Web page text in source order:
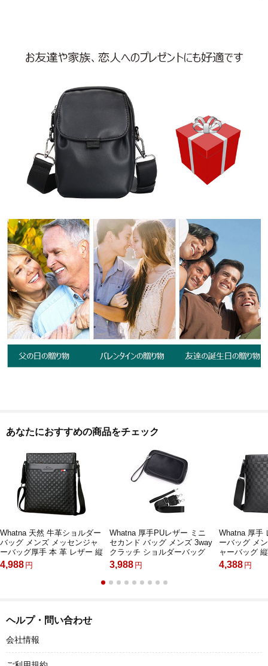
あなたにおすすめの商品をチェック
Whatna 天然 牛革ショルダー
バッグ メンズ メッセンジャ
ーバッグ厚手 本 革 レザー 縦
型 小さめビジネスバッグ
ipad 10.5収納可 革 通勤 通学
4,988 円
Whatna 厚手PUレザー ミニ
セカンド バッグ メンズ 3way
クラッチ ショルダーバッグ
肩掛けバッグ 小さい ショル
ダーベルト付 ハンドストラッ
プ付 本革 結婚式 バッグ ビジ
3,988 円
Whatna 厚手
ーバッグ メ
ャーバッグ
ネスバッグ
ンホルダー
4,388 円
ヘルプ・問い合わせ
会社情報